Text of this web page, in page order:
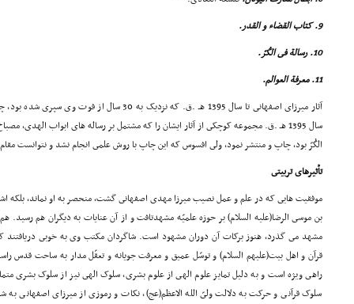
9. کتاب القضاء و القدر.
10. رسالة فى الکُرّ.
11. معرفة العوالم.
آثار میرزاى اصفهانى تا سال 1395 هـ .ق. که نزدیک به
سال 1395 هـ .ق. مجموعه کوچکى از آثار ایشان را که مشتمل بر رساله هاى ابواب الهدى،
الکُرّ بود، چاپ و منتشر نمود، ولى افسوس که این چاپ با روش علمى انجام نشد و نتوانست
تأثیرهاى تربیتى
موفقیت هایى که در علم و عمل نصیب میرزا مهدى اصفهانى گشت، منحصر به او نماند، بلکه
مشهد مى گذرد، هنوز برکات آن دوران مشهود است. شاگردان مکتب وى به خوبى
قرآن و اهل بیت(علیهم السلام) و توسّل عمیق و معرفت جویانه و تعقّل مدار به ساحت قدس
راهى ویژه است و به دلیل تمایز علوم الهى از علوم بشرى، سلوک الهى نیز از سلوک بشرى
سلوک قرآنى و حرکت به دلالت ولىّ الله الاعظم(عج)، نکات و رموزى از میرزاى اصفهانى به